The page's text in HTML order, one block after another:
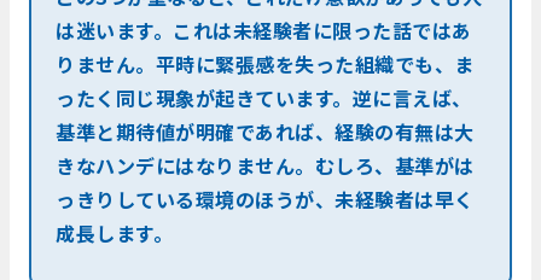
は迷います。これは未経験者に限った話ではあ
りません。平時に緊張感を失った組織でも、ま
ったく同じ現象が起きています。逆に言えば、
基準と期待値が明確であれば、経験の有無は大
きなハンデにはなりません。むしろ、基準がは
っきりしている環境のほうが、未経験者は早く
成長します。